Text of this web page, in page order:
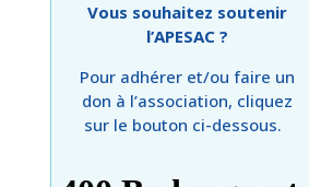
Vous souhaitez soutenir
l’APESAC ?
Pour adhérer et/ou faire un
don à l’association, cliquez
sur le bouton ci-dessous.